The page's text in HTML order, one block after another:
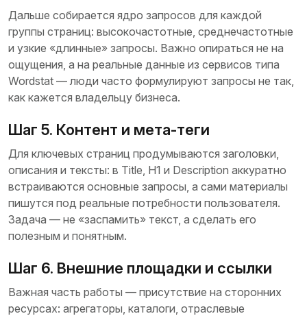
Дальше собирается ядро запросов для каждой
группы страниц: высокочастотные, среднечастотные
и узкие «длинные» запросы. Важно опираться не на
ощущения, а на реальные данные из сервисов типа
Wordstat — люди часто формулируют запросы не так,
как кажется владельцу бизнеса.
Шаг 5. Контент и мета-теги
Для ключевых страниц продумываются заголовки,
описания и тексты: в Title, H1 и Description аккуратно
встраиваются основные запросы, а сами материалы
пишутся под реальные потребности пользователя.
Задача — не «заспамить» текст, а сделать его
полезным и понятным.
Шаг 6. Внешние площадки и ссылки
Важная часть работы — присутствие на сторонних
ресурсах: агрегаторы, каталоги, отраслевые